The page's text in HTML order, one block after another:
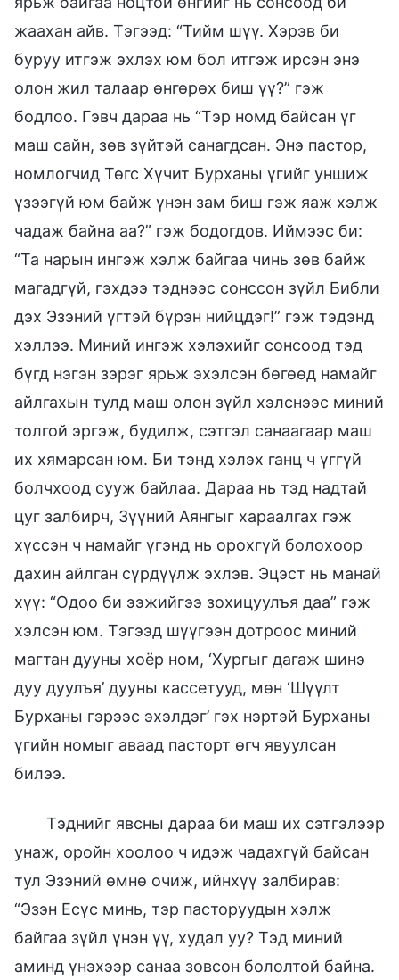
жаахан айв. Тэгээд: “Тийм шүү. Хэрэв би
буруу итгэж эхлэх юм бол итгэж ирсэн энэ
олон жил талаар өнгөрөх биш үү?” гэж
бодлоо. Гэвч дараа нь “Тэр номд байсан үг
маш сайн, зөв зүйтэй санагдсан. Энэ пастор,
номлогчид Төгс Хүчит Бурханы үгийг уншиж
үзээгүй юм байж үнэн зам биш гэж яаж хэлж
чадаж байна аа?” гэж бодогдов. Иймээс би:
“Та нарын ингэж хэлж байгаа чинь зөв байж
магадгүй, гэхдээ тэднээс сонссон зүйл Библи
дэх Эзэний үгтэй бүрэн нийцдэг!” гэж тэдэнд
хэллээ. Миний ингэж хэлэхийг сонсоод тэд
бүгд нэгэн зэрэг ярьж эхэлсэн бөгөөд намайг
айлгахын тулд маш олон зүйл хэлснээс миний
толгой эргэж, будилж, сэтгэл санаагаар маш
их хямарсан юм. Би тэнд хэлэх ганц ч үггүй
болчхоод сууж байлаа. Дараа нь тэд надтай
цуг залбирч, Зүүний Аянгыг хараалгах гэж
хүссэн ч намайг үгэнд нь орохгүй болохоор
дахин айлган сүрдүүлж эхлэв. Эцэст нь манай
хүү: “Одоо би ээжийгээ зохицуулъя даа” гэж
хэлсэн юм. Тэгээд шүүгээн дотроос миний
магтан дууны хоёр ном, ‘Хургыг дагаж шинэ
дуу дуулъя’ дууны кассетууд, мөн ‘Шүүлт
Бурханы гэрээс эхэлдэг’ гэх нэртэй Бурханы
үгийн номыг аваад пасторт өгч явуулсан
билээ.
Тэднийг явсны дараа би маш их сэтгэлээр
унаж, оройн хоолоо ч идэж чадахгүй байсан
тул Эзэний өмнө очиж, ийнхүү залбирав:
“Эзэн Есүс минь, тэр пасторуудын хэлж
байгаа зүйл үнэн үү, худал уу? Тэд миний
аминд үнэхээр санаа зовсон бололтой байна.